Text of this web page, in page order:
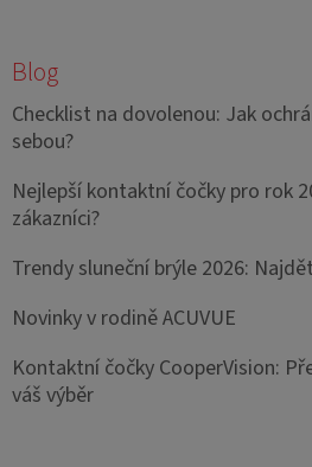
Blog
Checklist na dovolenou: Jak
sebou?
Nejlepší kontaktní čočky pro rok
zákazníci?
Trendy sluneční brýle 2026:
Novinky v rodině ACUVUE
Kontaktní čočky CooperVision:
váš výběr